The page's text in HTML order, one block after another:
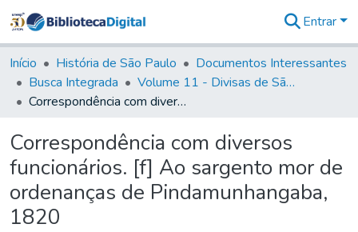
&
Coleções
Tudo na
Biblioteca
Estatísticas
Entrar
Início História de São Paulo
Documentos Interessantes
Busca Integrada
Volume 11 - Divisas de São Paulo e Minas Gerais
Correspondência com diversos funcionários. [f] Ao sargento mor de ordenanças de Pindamunhangaba, 1820
Correspondência com diversos
funcionários. [f] Ao sargento mor de
ordenanças de Pindamunhangaba,
1820